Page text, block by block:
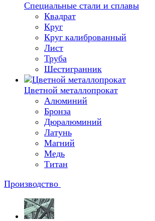
Специальные стали и сплавы
Квадрат
Круг
Круг калиброванный
Лист
Труба
Шестигранник
Цветной металлопрокат
Алюминий
Бронза
Дюралюминий
Латунь
Магний
Медь
Титан
Производство